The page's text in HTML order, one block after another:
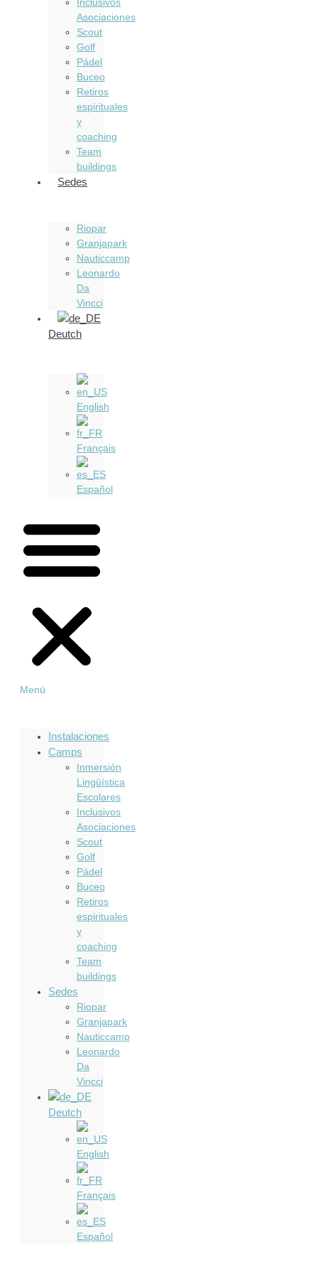
Asociaciones
Scout
Golf
Pádel
Buceo
Retiros
espirituales
y
coaching
Team
buildings
Sedes
Riopar
Granjapark
Nauticcamp
Leonardo
Da
Vincci
Deutch
English
Français
Español
Menü
Instalaciones
Camps
Inmersión
Lingüística
Escolares
Inclusivos
Asociaciones
Scout
Golf
Pádel
Buceo
Retiros
espirituales
y
coaching
Team
buildings
Sedes
Riopar
Granjapark
Nauticcamp
Leonardo
Da
Vincci
Deutch
English
Français
Español